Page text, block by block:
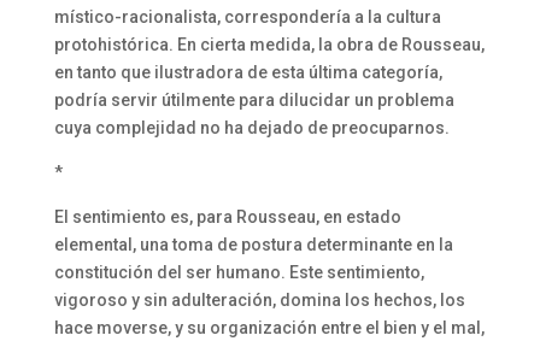
místico-racionalista, correspondería a la cultura
protohistórica. En cierta medida, la obra de Rousseau,
en tanto que ilustradora de esta última categoría,
podría servir útilmente para dilucidar un problema
cuya complejidad no ha dejado de preocuparnos.
*
El sentimiento es, para Rousseau, en estado
elemental, una toma de postura determinante en la
constitución del ser humano. Este sentimiento,
vigoroso y sin adulteración, domina los hechos, los
hace moverse, y su organización entre el bien y el mal,